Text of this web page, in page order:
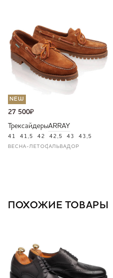
NEW
27 500₽
ТрексайдерыARRAY
41 41,5 42 42,5 43 43,5
ВЕСНА-ЛЕТОСАЛЬВАДОР
ПОХОЖИЕ ТОВАРЫ